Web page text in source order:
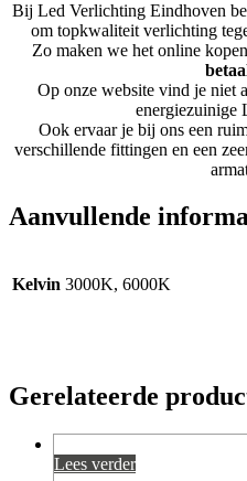
Bij Led Verlichting Eindhoven
om topkwaliteit verlichting
Zo maken we het online
Op onze website vind je niet
energiezuinige
Ook ervaar je bij ons een
verschillende fittingen en een
Aanvullende
Kelvin 3000K, 6000K
Gerelateerde
Lees verder